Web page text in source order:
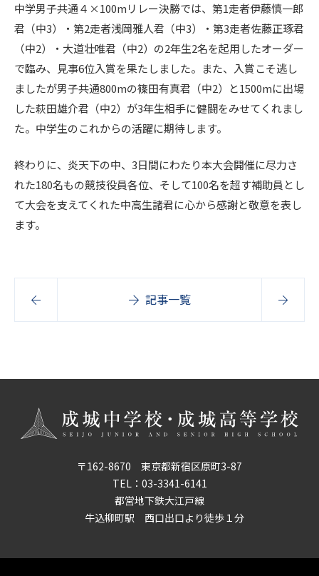
中学男子共通４×100mリレー決勝では、第1走者伊藤慎一郎
君（中3）・第2走者浅岡雅人君（中3）・第3走者佐藤正琢君
（中2）・大道壮唯君（中2）の2年生2名を起用したオーダー
で臨み、見事6位入賞を果たしました。また、入賞こそ逃し
ましたが男子共通800mの篠田有真君（中2）と1500mに出場
した萩田雄介君（中2）が3年生相手に健闘をみせてくれまし
た。中学生のこれからの活躍に期待します。
終わりに、炎天下の中、3日間にわたり本大会開催に尽力さ
れた180名もの競技役員各位、そして100名を超す補助員とし
て大会を支えてくれた中高生諸君に心から感謝と敬意を表し
ます。
記事一覧
〒162-8670 東京都新宿区原町3-87
TEL： 03-3341-6141
都営地下鉄大江戸線
牛込柳町駅 西口出口より徒歩１分